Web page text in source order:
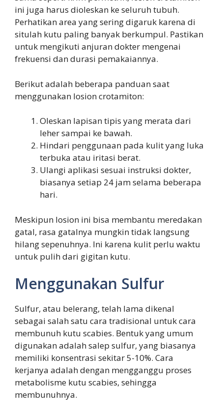
ini juga harus dioleskan ke seluruh tubuh.
Perhatikan area yang sering digaruk karena di
situlah kutu paling banyak berkumpul. Pastikan
untuk mengikuti anjuran dokter mengenai
frekuensi dan durasi pemakaiannya.
Berikut adalah beberapa panduan saat
menggunakan losion crotamiton:
Oleskan lapisan tipis yang merata dari
leher sampai ke bawah.
Hindari penggunaan pada kulit yang luka
terbuka atau iritasi berat.
Ulangi aplikasi sesuai instruksi dokter,
biasanya setiap 24 jam selama beberapa
hari.
Meskipun losion ini bisa membantu meredakan
gatal, rasa gatalnya mungkin tidak langsung
hilang sepenuhnya. Ini karena kulit perlu waktu
untuk pulih dari gigitan kutu.
Menggunakan Sulfur
Sulfur, atau belerang, telah lama dikenal
sebagai salah satu cara tradisional untuk cara
membunuh kutu scabies. Bentuk yang umum
digunakan adalah salep sulfur, yang biasanya
memiliki konsentrasi sekitar 5-10%. Cara
kerjanya adalah dengan mengganggu proses
metabolisme kutu scabies, sehingga
membunuhnya.